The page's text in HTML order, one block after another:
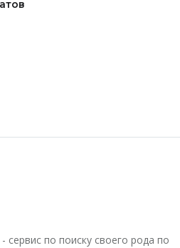
сервис по поиску своего рода по